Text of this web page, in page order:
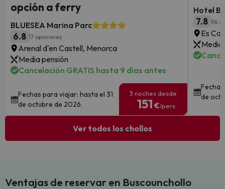
opción a ferry
BLUESEA Marina Parc
6.8 17 opiniones
Arenal d'en Castell, Menorca
Media pensión
Cancelación GRATIS hasta 9 días antes
Fechas para viajar: hasta el 31
de octubre de 2026.
3 noches desde
151 €/pers.
Hotel
7.8 96
Es
Media
de
Ver todos los chollos
Ventajas de reservar en Buscounchollo